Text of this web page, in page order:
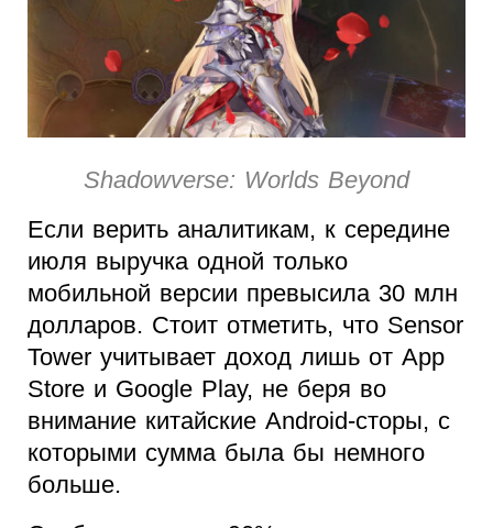
Shadowverse: Worlds Beyond
Если верить аналитикам, к середине
июля выручка одной только
мобильной версии превысила 30 млн
долларов. Стоит отметить, что Sensor
Tower учитывает доход лишь от App
Store и Google Play, не беря во
внимание китайские Android-сторы, с
которыми сумма была бы немного
больше.